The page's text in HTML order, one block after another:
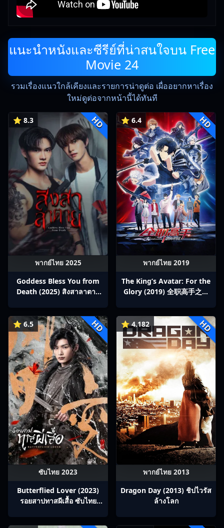
แนะนำหนังและซีรีย์ที่น่าสนใจบน Free
Movie 24
รวมเรื่องแนวใกล้เคียงและรายการน่าดูต่อ เผื่ออยากหาเรื่อง
ใหม่ดูต่อจากหน้านี้ได้ทันที
⭐ 8.3 HD
พากย์ไทย 2025
Goddess Bless You from
Death (2025) สิงสาลาตาย
⭐ 6.4 HD
พากย์ไทย 2019
The King’s Avatar: For the
Glory (2019) 全职高手之巅
⭐ 6.5 HD
ซับไทย 2023
Butterflied Lover (2023)
รอยสาปทาสผีเสื้อ ซับไทย
⭐ 4.182 HD
พากย์ไทย 2013
Dragon Day (2013) ชิปไวรัส
ล้างโลก